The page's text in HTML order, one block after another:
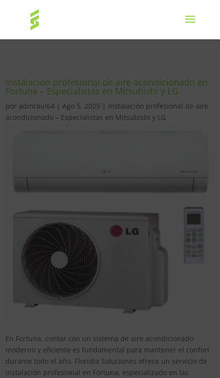
Instalación profesional de aire acondicionado en
Fortuna – Especialistas en Mitsubishi y LG
por admraul64 |Ago 5, 2025 | Instalación profesional de aire
acondicionado – Especialistas en Mitsubishi y LG
En Fortuna, contar con un sistema de aire acondicionado
moderno y eficiente es fundamental para mantener el confort
durante todo el año. Floridia Soluciones ofrece un servicio de
instalación profesional en Fortuna, especializado en las